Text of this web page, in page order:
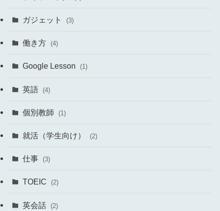
ガジェット (3)
働き方 (4)
Google Lesson (1)
英語 (4)
個別教師 (1)
就活（学生向け） (2)
仕事 (3)
TOEIC (2)
英会話 (2)